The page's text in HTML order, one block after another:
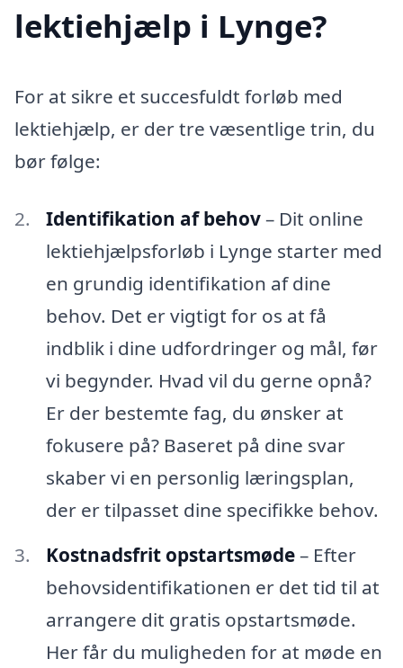
lektiehjælp i Lynge?
For at sikre et succesfuldt forløb med
lektiehjælp, er der tre væsentlige trin, du
bør følge:
Identifikation af behov– Dit online
lektiehjælpsforløb i Lynge starter med
en grundig identifikation af dine
behov. Det er vigtigt for os at få
indblik i dine udfordringer og mål, før
vi begynder. Hvad vil du gerne opnå?
Er der bestemte fag, du ønsker at
fokusere på? Baseret på dine svar
skaber vi en personlig læringsplan,
der er tilpasset dine specifikke behov.
Kostnadsfrit opstartsmøde– Efter
behovsidentifikationen er det tid til at
arrangere dit gratis opstartsmøde.
Her får du muligheden for at møde en